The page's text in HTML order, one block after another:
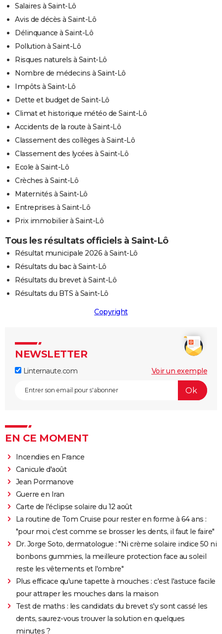
Salaires à Saint-Lô
Avis de décès à Saint-Lô
Délinquance à Saint-Lô
Pollution à Saint-Lô
Risques naturels à Saint-Lô
Nombre de médecins à Saint-Lô
Impôts à Saint-Lô
Dette et budget de Saint-Lô
Climat et historique météo de Saint-Lô
Accidents de la route à Saint-Lô
Classement des collèges à Saint-Lô
Classement des lycées à Saint-Lô
Ecole à Saint-Lô
Crèches à Saint-Lô
Maternités à Saint-Lô
Entreprises à Saint-Lô
Prix immobilier à Saint-Lô
Tous les résultats officiels à Saint-Lô
Résultat municipale 2026 à Saint-Lô
Résultats du bac à Saint-Lô
Résultats du brevet à Saint-Lô
Résultats du BTS à Saint-Lô
Copyright
NEWSLETTER
Linternaute.com Voir un exemple
EN CE MOMENT
Incendies en France
Canicule d'août
Jean Pormanove
Guerre en Iran
Carte de l'éclipse solaire du 12 août
La routine de Tom Cruise pour rester en forme à 64 ans :
"pour moi, c'est comme se brosser les dents, il faut le faire"
Dr. Jorge Soto, dermatologue : "Ni crème solaire indice 50 ni
bonbons gummies, la meilleure protection face au soleil
reste les vêtements et l'ombre"
Plus efficace qu'une tapette à mouches : c'est l'astuce facile
pour attraper les mouches dans la maison
Test de maths : les candidats du brevet s'y sont cassé les
dents, saurez-vous trouver la solution en quelques
minutes ?